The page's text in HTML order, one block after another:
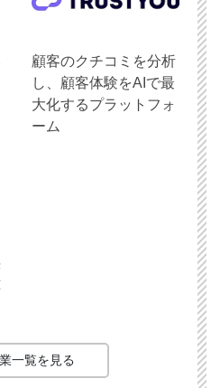
顧客のクチコミを分析
し、顧客体験をAIで最
大化するプラットフォ
ーム
一覧を見る